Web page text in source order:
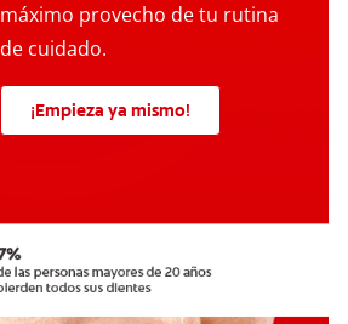
máximo provecho de tu rutina
de cuidado.
¡Empieza ya mismo!